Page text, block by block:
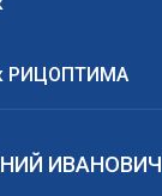
РИЦОПТИМА
ИВАНОВИЧ